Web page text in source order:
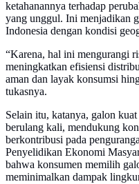
ketahanannya terhadap
yang unggul. Ini menjadikan
Indonesia dengan kondisi
“Karena, hal ini mengurangi
meningkatkan efisiensi
aman dan layak konsumsi
tukasnya.
Selain itu, katanya, galon
berulang kali, mendukung
berkontribusi pada
Penyelidikan Ekonomi
bahwa konsumen memilih
meminimalkan dampak